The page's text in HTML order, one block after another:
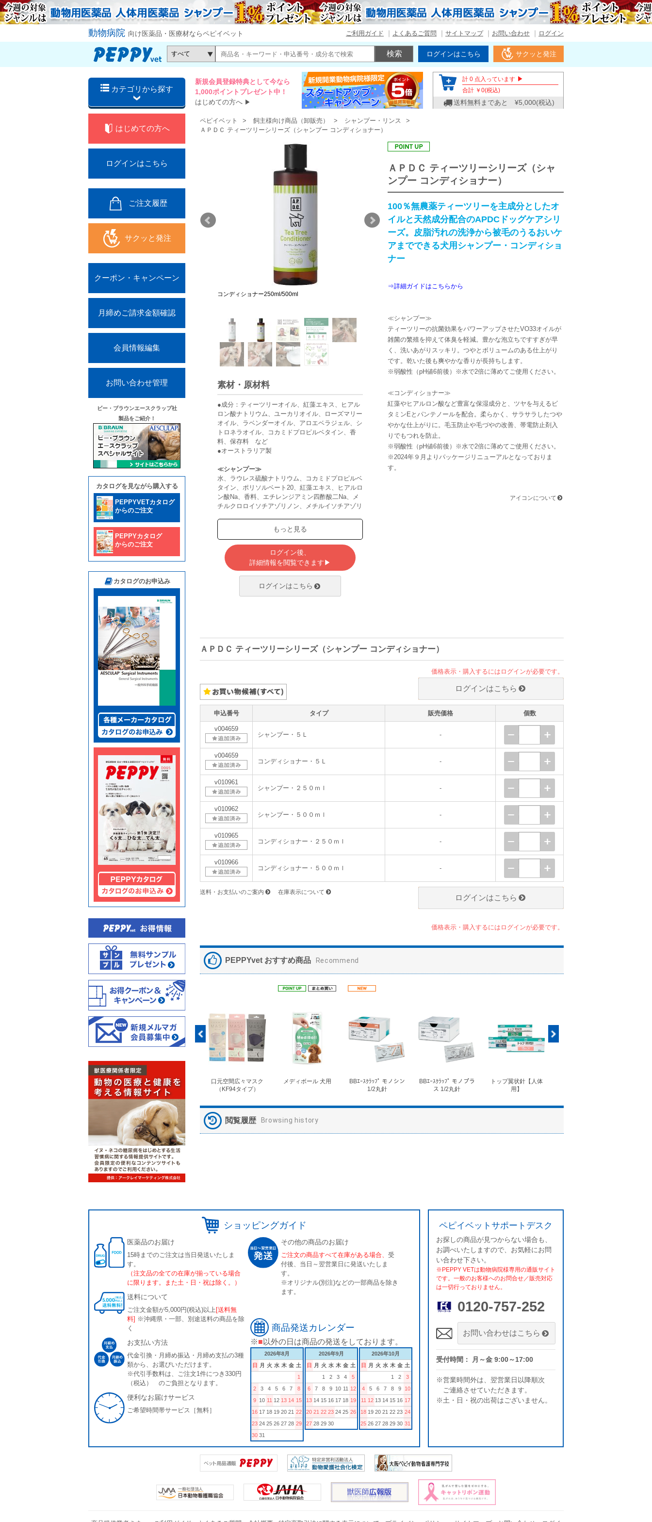
動物病院 向け医薬品・医療材ならペピイベット ご利用ガイド よくあるご質問 サイトマップ お問い合わせ ログイン
ログインはこちら サクッと発注
カテゴリから探す
新規会員登録特典として今なら
1,000ポイントプレゼント中！
はじめての方へ ▶
計 0 点入っています ▶
合計 ￥ 0(税込)
送料無料まであと ¥5,000(税込)
はじめての方へ
ログインはこちら
ご注文履歴
サクッと発注
クーポン・キャンペーン
月締めご請求金額確認
会員情報編集
お問い合わせ管理
ビー・ブラウンエースクラップ社
製品をご紹介！
カタログを見ながら購入する
PEPPYVETカタログ
からのご注文
PEPPYカタログ
からのご注文
カタログのお申込み
ペピイベット 飼主様向け商品（卸販売）
シャンプー・リンス
ＡＰＤＣ ティーツリーシリーズ（シャンプー コンディショナー）
シャンプー250ml/500ml コンディショナー250ml/500ml
素材・原材料
●成分：ティーツリーオイル、紅藻エキス、ヒアル
ロン酸ナトリウム、ユーカリオイル、ローズマリー
オイル、ラベンダーオイル、アロエベラジェル、シ
トロネラオイル、コカミドプロピルベタイン、香
料、保存料 など
●オーストラリア製
≪シャンプー≫
水、ラウレス硫酸ナトリウム、コカミドプロピルベ
タイン、ポリソルベート20、紅藻エキス、ヒアルロ
ン酸Na、香料、エチレンジアミン四酢酸二Na、メ
チルクロロイソチアゾリノン、メチルイソチアゾリ
ズマリーオイル、ラベンダーオイル、アロエベラジ
ュース、シトロネラオイル
≪コンディショナー≫
水、セチルーステアリルアルコール、ベヘントリモ
ニウムクロリド、紅藻エキス、ヒアルロン酸Na、
ンダーオイル、ティーツリーオイル、シトロネラオ
イル、フェノニップ、ビタミンE
もっと見る
ログイン後、
詳細情報を閲覧できます▶
ログインはこちら
ＡＰＤＣ ティーツリーシリーズ（シャ
ンプー コンディショナー）
100％無農薬ティーツリーを主成分としたオ
イルと天然成分配合のAPDCドッグケアシリ
ーズ。皮脂汚れの洗浄から被毛のうるおいケ
アまでできる犬用シャンプー・コンディショ
ナー
⇒詳細ガイドはこちらから
≪シャンプー≫
ティーツリーの抗菌効果をパワーアップさせたVO33オイルが
雑菌の繁殖を抑えて体臭を軽減。豊かな泡立ちですすぎが早
く、洗いあがりスッキリ。つやとボリュームのある仕上がり
です。乾いた後も爽やかな香りが長持ちします。
※弱酸性（pH値6前後）※水で2倍に薄めてご使用ください。
≪コンディショナー≫
紅藻やヒアルロン酸など豊富な保湿成分と、ツヤを与えるビ
タミンEとパンテノールを配合。柔らかく、サラサラしたつや
やかな仕上がりに。毛玉防止や毛づやの改善、帯電防止剤入
りでもつれを防止。
※弱酸性（pH値6前後）※水で2倍に薄めてご使用ください。
※2024年９月よりパッケージリニューアルとなっておりま
す。
アイコンについて
ＡＰＤＣ ティーツリーシリーズ（シャンプー コンディショナー）
価格表示・購入するにはログインが必要です。
ログインはこちら
申込番号 タイプ 販売価格 個数
v004659
シャンプー・５Ｌ
-
v004659
コンディショナー・５Ｌ
-
v010961
シャンプー・２５０ｍｌ
-
v010962
シャンプー・５００ｍｌ
-
v010965
コンディショナー・２５０ｍｌ
-
v010966
コンディショナー・５００ｍｌ
-
送料・お支払いのご案内 在庫表示について
ログインはこちら
価格表示・購入するにはログインが必要です。
PEPPYvet おすすめ商品 Recommend
◆劇)ｲｿﾌﾙﾗﾝ吸入麻酔
液｢VTRS｣ ｳﾞｨｱﾄﾘｽ...
ペピイマジカルシーツ
（中厚型ペットシー
ツ）
口元空間広々マスク
（KF94タイプ）
メディボール 犬用
BBｴｰｽｸﾗｯﾌﾟ モノシン
1/2丸針
BBｴｰｽｸﾗｯﾌﾟ モノプラ
ス 1/2丸針
トップ翼状針【人体
用】
閲覧履歴 Browsing history
ショッピングガイド
医薬品のお届け
15時までのご注文は当日発送いたしま
す。
（注文品の全ての在庫が揃っている場合
に限ります。また土・日・祝は除く。）
送料について
ご注文金額が5,000円(税込)以上 [送料無
料] ※沖縄県・一部、別途送料の商品を除
く
お支払い方法
代金引換・月締め振込・月締め支払の3種
類から、お選びいただけます。
※代引手数料は、ご注文1件につき330円
（税込） のご負担となります。
便利なお届けサービス
ご希望時間帯サービス［無料］
その他の商品のお届け
ご注文の商品すべて在庫がある場合、 受
付後、当日～翌営業日に発送いたしま
す。
※オリジナル(別注)などの一部商品を除き
ます。
商品発送カレンダー
※■以外の日は商品の発送をしております。
2026年8月
日 月 火 水 木 金 土
1
2
3 4 5 6 7
8
9 10 11 12 13 14 15
16 17 18 19 20 21 22
23 24 25 26 27 28 29
30 31
2026年9月
日 月 火 水 木 金 土
1
2 3 4
5
6
7 8 9 10 11 12
13 14 15 16 17 18 19
20 21 22 23 24 25 26
27 28 29 30
2026年10月
日 月 火 水 木 金 土
1
2
3
4
5 6 7 8 9
10
11 12 13 14 15 16 17
18 19 20 21 22 23 24
25 26 27 28 29 30 31
ペピイベットサポートデスク
お探しの商品が見つからない場合も、
お調べいたしますので、お気軽にお問
い合わせ下さい。
※PEPPY VETは動物病院様専用の通販サイト
です。一般のお客様へのお問合せ／販売対応
は一切行っておりません。
0120-757-252
お問い合わせはこちら
受付時間： 月～金 9:00～17:00
※営業時間外は、翌営業日以降順次
ご連絡させていただきます。
※土・日・祝の出荷はございません。